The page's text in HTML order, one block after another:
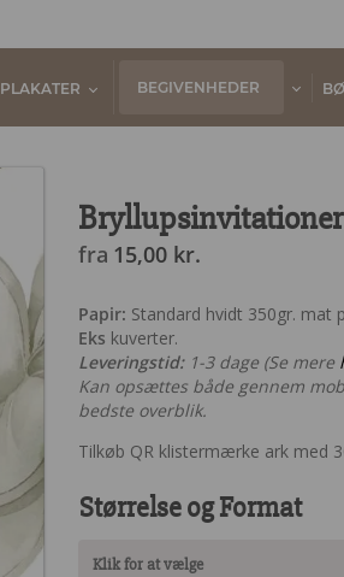
PLAKATER BEGIVENHEDER
fra 15,00 kr.
Papir: Standard hvidt 350gr. mat
Eks kuverter.
Leveringstid:1-3 dage (Se mere
Kan opsættes både gennem
bedste overblik.
Tilkøb QR klistermærke ark med
Størrelse og Format
Klik for at vælge